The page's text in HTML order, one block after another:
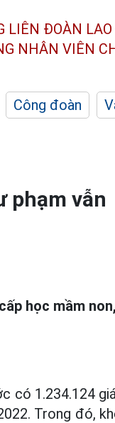
LIÊN ĐOÀN
NHÂN VIÊN
Công đoàn
phạm vẫn
học mầm non,
có 1.234.124
Trong đó,